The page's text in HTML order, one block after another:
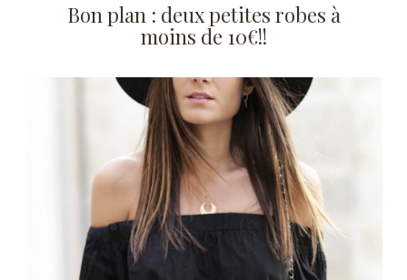
Bon plan : deux petites robes à
moins de 10€!!